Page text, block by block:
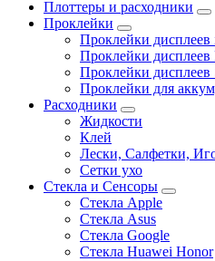
Плоттеры и расходники
Проклейки
Проклейки дисплеев
Проклейки дисплеев
Проклейки дисплеев
Проклейки для
Расходники
Жидкости
Клей
Лески, Салфетки,
Сетки ухо
Стекла и Сенсоры
Стекла Apple
Стекла Asus
Стекла Google
Стекла Huawei Honor